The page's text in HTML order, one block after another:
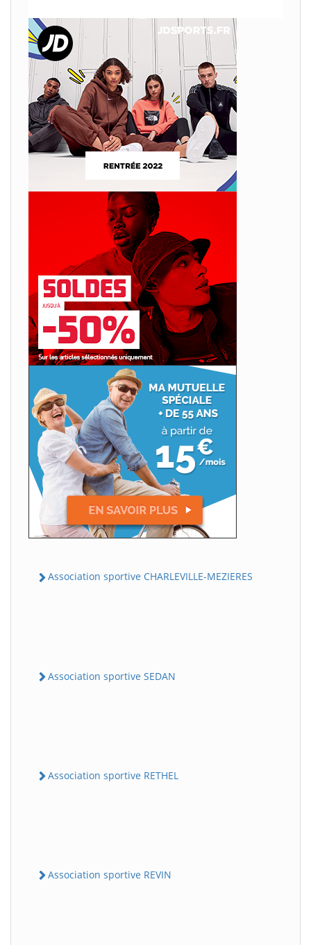
Association sportive CHARLEVILLE-MEZIERES
Association sportive SEDAN
Association sportive RETHEL
Association sportive REVIN